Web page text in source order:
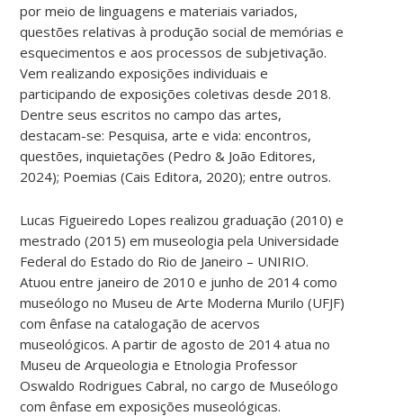
por meio de linguagens e materiais variados,
questões relativas à produção social de memórias e
esquecimentos e aos processos de subjetivação.
Vem realizando exposições individuais e
participando de exposições coletivas desde 2018.
Dentre seus escritos no campo das artes,
destacam-se: Pesquisa, arte e vida: encontros,
questões, inquietações (Pedro & João Editores,
2024); Poemias (Cais Editora, 2020); entre outros.
Lucas Figueiredo Lopes realizou graduação (2010) e
mestrado (2015) em museologia pela Universidade
Federal do Estado do Rio de Janeiro – UNIRIO.
Atuou entre janeiro de 2010 e junho de 2014 como
museólogo no Museu de Arte Moderna Murilo (UFJF)
com ênfase na catalogação de acervos
museológicos. A partir de agosto de 2014 atua no
Museu de Arqueologia e Etnologia Professor
Oswaldo Rodrigues Cabral, no cargo de Museólogo
com ênfase em exposições museológicas.